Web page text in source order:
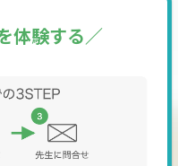
体験する／